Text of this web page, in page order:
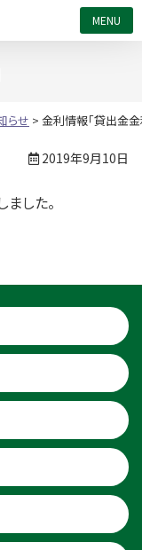
らせ > 金利情報「貸出金金
2019年9月10日
した。